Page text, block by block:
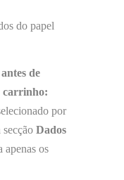
do papel
de
carrinho:
por
Dados
apenas os